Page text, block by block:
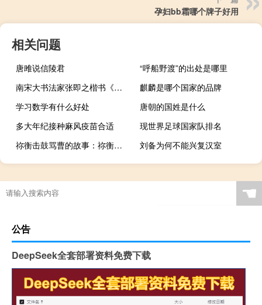
孕妇bb霜哪个牌子好用
相关问题
唐雎说信陵君
“呼船野渡”的出处是哪里
南宋大书法家张即之楷书《佛遗教经》
麒麟是哪个国家的品牌
学习数学有什么好处
唐朝的国姓是什么
多大年纪接种麻风疫苗合适
现世界足球国家队排名
祢衡击鼓骂曹的故事：祢衡恃才傲物为何被黄祖所杀？
刘备为何不能兴复汉室
☚
公告
DeepSeek全套部署资料免费下载